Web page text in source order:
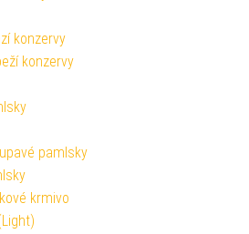
konzervy
konzervy
pamlsky
krmivo